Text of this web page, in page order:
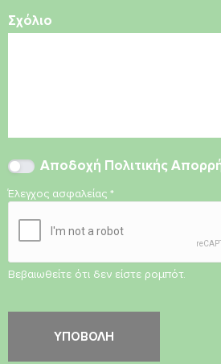
Σχόλιο
Αποδοχή Πολιτικής
Έλεγχος ασφαλείας *
Βεβαιωθείτε ότι δεν είστε ρομπότ.